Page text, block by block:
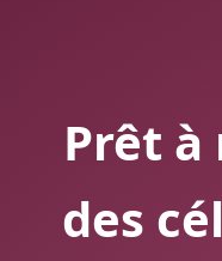
Prêt
des